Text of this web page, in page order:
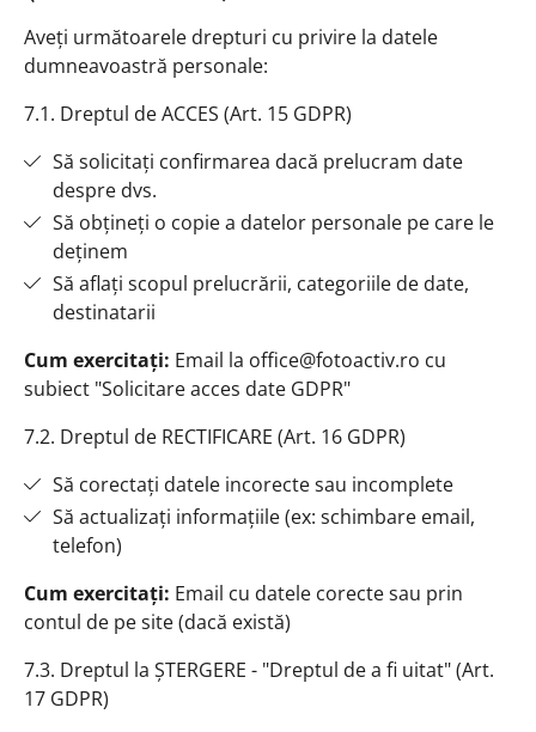
Aveți următoarele drepturi cu privire la datele
dumneavoastră personale:
7.1. Dreptul de ACCES (Art. 15 GDPR)
Să solicitați confirmarea dacă prelucram date
despre dvs.
Să obțineți o copie a datelor personale pe care le
deținem
Să aflați scopul prelucrării, categoriile de date,
destinatarii
Cum exercitați: Email la office@fotoactiv.ro cu
subiect "Solicitare acces date GDPR"
7.2. Dreptul de RECTIFICARE (Art. 16 GDPR)
Să corectați datele incorecte sau incomplete
Să actualizați informațiile (ex: schimbare email,
telefon)
Cum exercitați: Email cu datele corecte sau prin
contul de pe site (dacă există)
7.3. Dreptul la ȘTERGERE - "Dreptul de a fi uitat" (Art.
17 GDPR)